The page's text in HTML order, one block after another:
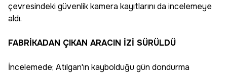
çevresindeki güvenlik kamera kayıtlarını da incelemeye
aldı.
FABRİKADAN ÇIKAN ARACIN İZİ SÜRÜLDÜ
İncelemede; Atılgan'ın kaybolduğu gün dondurma